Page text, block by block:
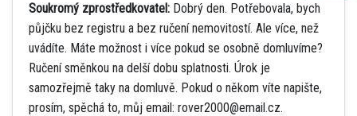
Soukromý zprostředkovatel: Dobrý den. Potřebovala, bych
půjčku bez registru a bez ručení nemovitostí. Ale více, než
uvádíte. Máte možnost i více pokud se osobně domluvíme?
Ručení směnkou na delší dobu splatnosti. Úrok je
samozřejmě taky na domluvě. Pokud o někom víte napište,
prosím, spěchá to, můj email: rover2000@email.cz.